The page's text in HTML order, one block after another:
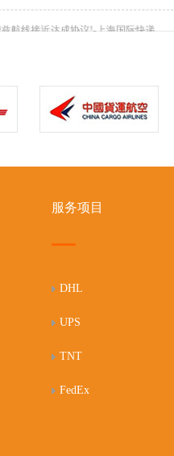
兹航线接近达成协议!-上海国际快递
服务项目